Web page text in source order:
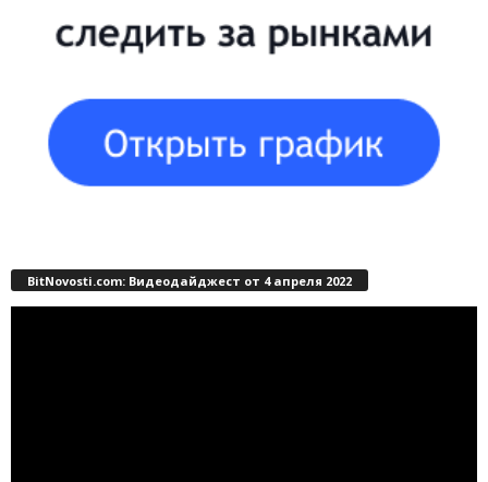
BitNovosti.com: Видеодайджест от 4 апреля 2022